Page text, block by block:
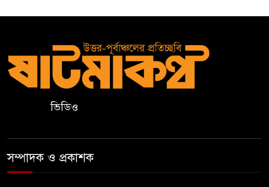
নালন্দা: যেখানে জ্ঞানচর্চায় ছুটে
ঝালকাঠির ভাসমান পেয়ারা হাটে
মার্কিন রাষ্ট্রদূত
ভিডিও
সম্পাদক ও প্রকাশক